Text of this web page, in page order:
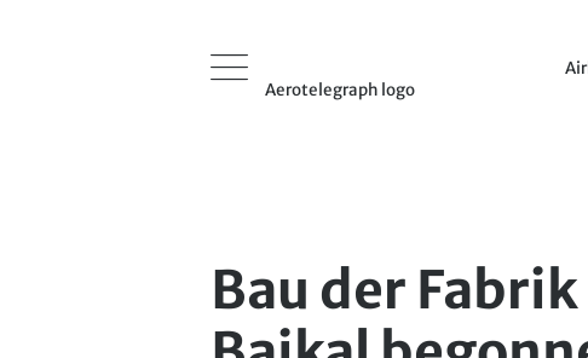
Aerotelegraph logo
Bau der